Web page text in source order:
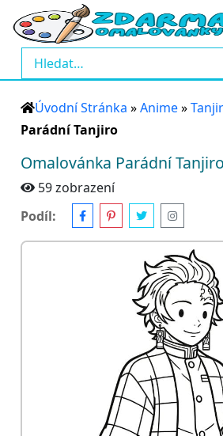
Úvodní Stránka »Anime»
Parádní Tanjiro
Omalovánka Parádní Tanjiro
59 zobrazení
Podíl: